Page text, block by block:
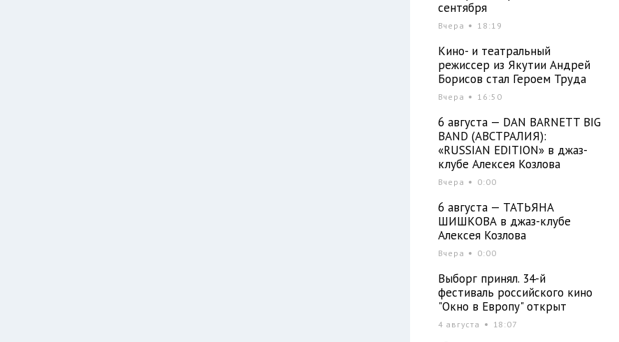
сентября
Вчера 18:19
Кино- и театральный
режиссер из Якутии Андрей
Борисов стал Героем Труда
Вчера 16:50
6 августа — DAN BARNETT BIG
BAND (АВСТРАЛИЯ):
«RUSSIAN EDITION» в джаз-
клубе Алексея Козлова
Вчера 0:00
6 августа — ТАТЬЯНА
ШИШКОВА в джаз-клубе
Алексея Козлова
Вчера 0:00
Выборг принял. 34-й
фестиваль российского кино
"Окно в Европу" открыт
4 августа 18:07